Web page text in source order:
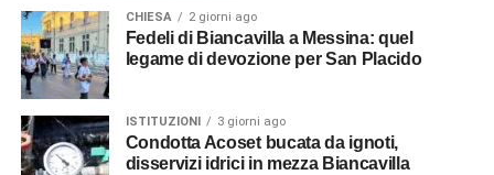
© RIPRODUZIONE RISERVATA
CHIESA 2 giorni ago
Fedeli di Biancavilla a Messina: quel
legame di devozione per San Placido
ISTITUZIONI 3 giorni ago
Condotta Acoset bucata da ignoti,
disservizi idrici in mezza Biancavilla